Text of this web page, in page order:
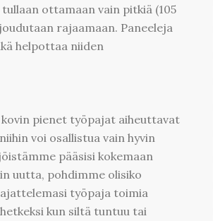
ottamaan vain pitkiä (105
rajaamaan. Paneeleja
helpottaa niiden
pienet työpajat aiheuttavat
voi osallistua vain hyvin
pääsisi kokemaan
uutta, pohdimme olisiko
työpaja toimia
kun siltä tuntuu tai